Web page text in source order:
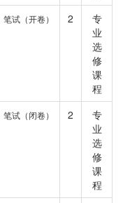
笔试（开卷） 2
专
业
选
修
课
程
笔试（闭卷） 2
专
业
选
修
课
程